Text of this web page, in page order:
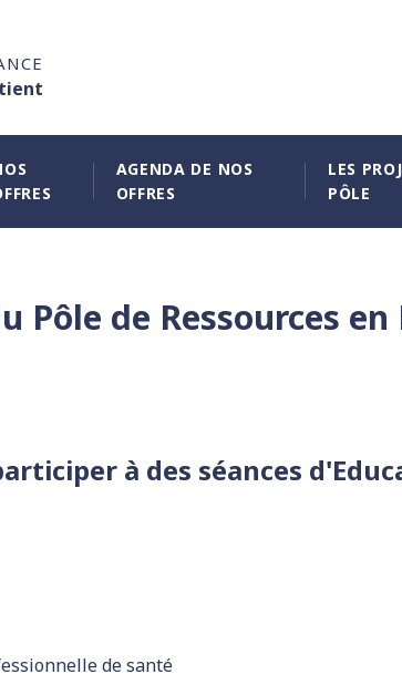
AGENDA DE NOS
OFFRES
LES
PÔLE
Pôle de Ressources
à des séances
de santé